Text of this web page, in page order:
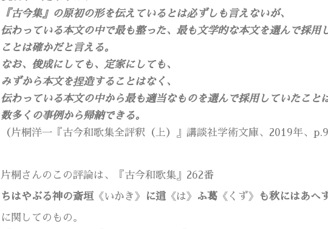
『古今集』の原初の形を伝えているとは必ずしも言えないが、
伝わっている本文の中で最も整った、最も文学的な本文を選んで採用
ことは確かだと言える。
なお、俊成にしても、定家にしても、
みずから本文を捏造することはなく、
伝わっている本文の中から最も適当なものを選んで採用していたこと
数多くの事例から帰納できる。
（片桐洋一『古今和歌集全評釈（上）』講談社学術文庫、2019年、
片桐さんのこの評論は、『古今和歌集』262番
ちはやぶる神の斎垣 《いかき》 に這 《は》 ふ葛 《くず》 も秋にはあへ
に関してのもの。